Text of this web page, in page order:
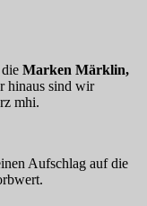
Marken Märklin,
hinaus sind wir
mhi.
Aufschlag auf die